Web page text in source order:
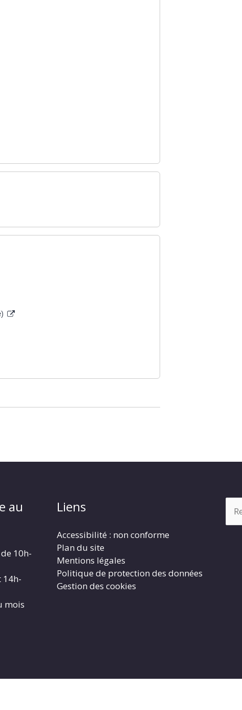
au
10h-
14h-
mois
Liens
Accessibilité : non conforme
Plan du site
Mentions légales
Politique de protection des données
Gestion des cookies